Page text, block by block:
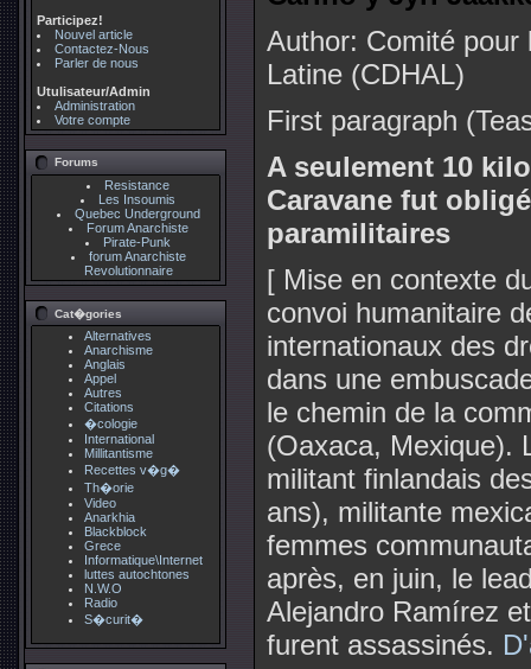
Participez!
Nouvel article
Contactez-Nous
Parler de nous
Utulisateur/Admin
Administration
Votre compte
Forums
Resistance
Les Insoumis
Quebec Underground
Forum Anarchiste
Pirate-Punk
forum Anarchiste
Revolutionnaire
Cat�gories
Alternatives
Anarchisme
Anglais
Appel
Autres
Citations
�cologie
International
Millitantisme
Recettes v�g�
Th�orie
Video
Anarkhia
Blackblock
Grece
Informatique\Internet
luttes autochtones
N.W.O
Radio
S�curit�
Author: Comité pour
Latine (CDHAL)
First paragraph
A seulement 10
Caravane fut
paramilitaires
[ Mise en contexte
convoi humanitaire
internationaux des
dans une
le chemin de la
(Oaxaca, Mexique).
militant finlandais
ans), militante
femmes
après, en juin, le
Alejandro Ramírez
furent assassinés.